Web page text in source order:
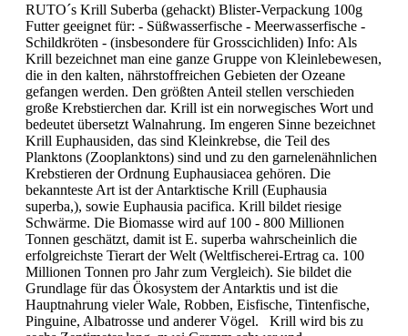
RUTO´s Krill Suberba (gehackt) Blister-Verpackung 100g
Futter geeignet für: - Süßwasserfische - Meerwasserfische -
Schildkröten - (insbesondere für Grosscichliden) Info: Als
Krill bezeichnet man eine ganze Gruppe von Kleinlebewesen,
die in den kalten, nährstoffreichen Gebieten der Ozeane
gefangen werden. Den größten Anteil stellen verschieden
große Krebstierchen dar. Krill ist ein norwegisches Wort und
bedeutet übersetzt Walnahrung. Im engeren Sinne bezeichnet
Krill Euphausiden, das sind Kleinkrebse, die Teil des
Planktons (Zooplanktons) sind und zu den garnelenähnlichen
Krebstieren der Ordnung Euphausiacea gehören. Die
bekannteste Art ist der Antarktische Krill (Euphausia
superba,), sowie Euphausia pacifica. Krill bildet riesige
Schwärme. Die Biomasse wird auf 100 - 800 Millionen
Tonnen geschätzt, damit ist E. superba wahrscheinlich die
erfolgreichste Tierart der Welt (Weltfischerei-Ertrag ca. 100
Millionen Tonnen pro Jahr zum Vergleich). Sie bildet die
Grundlage für das Ökosystem der Antarktis und ist die
Hauptnahrung vieler Wale, Robben, Eisfische, Tintenfische,
Pinguine, Albatrosse und anderer Vögel. Krill wird bis zu